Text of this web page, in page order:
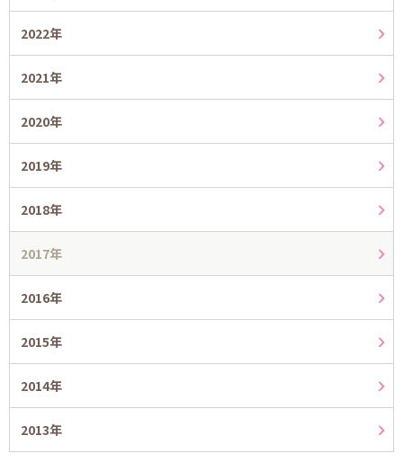
2022年
2021年
2020年
2019年
2018年
2017年
2016年
2015年
2014年
2013年